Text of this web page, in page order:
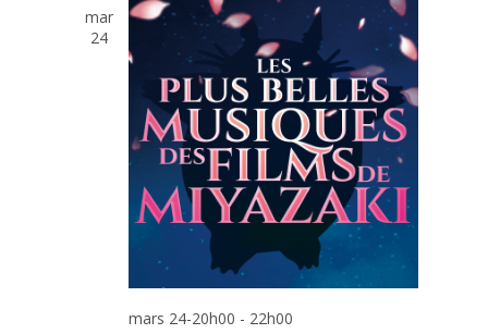
mar
24
mars 24-20h00 - 22h00